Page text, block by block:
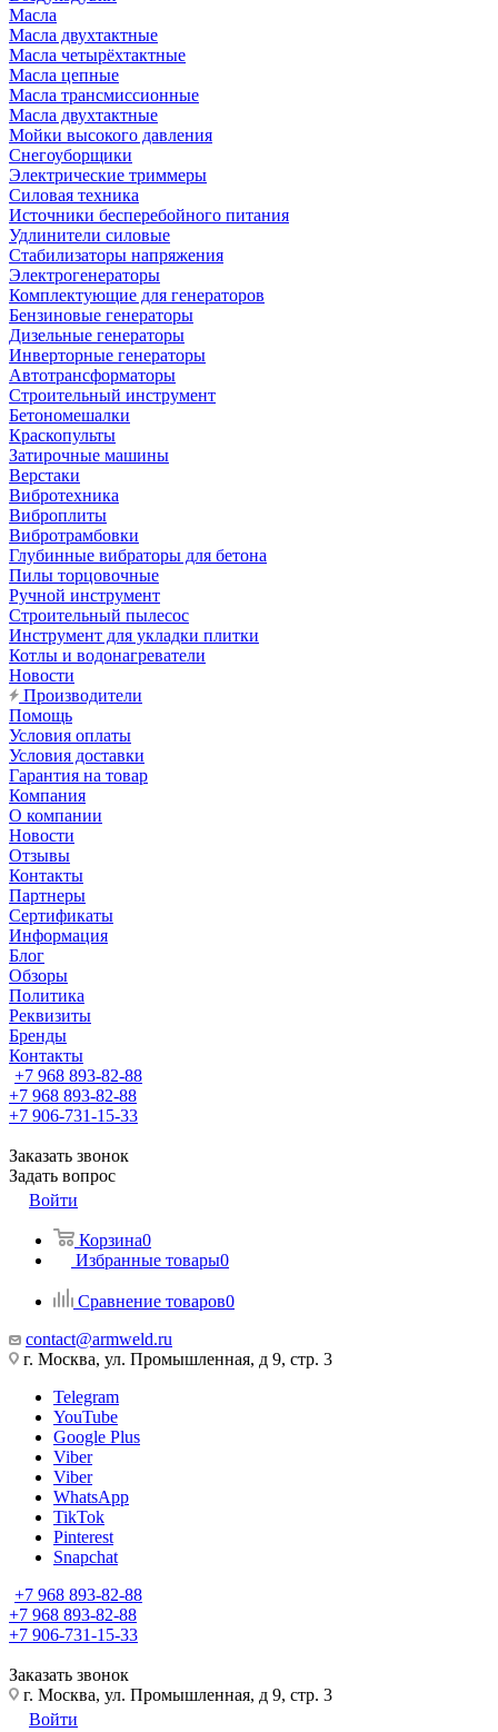
Масла
Масла двухтактные
Масла четырёхтактные
Масла цепные
Масла трансмиссионные
Масла двухтактные
Мойки высокого давления
Снегоуборщики
Электрические триммеры
Силовая техника
Источники бесперебойного питания
Удлинители силовые
Стабилизаторы напряжения
Электрогенераторы
Комплектующие для генераторов
Бензиновые генераторы
Дизельные генераторы
Инверторные генераторы
Автотрансформаторы
Строительный инструмент
Бетономешалки
Краскопульты
Затирочные машины
Верстаки
Вибротехника
Виброплиты
Вибротрамбовки
Глубинные вибраторы для бетона
Пилы торцовочные
Ручной инструмент
Строительный пылесос
Инструмент для укладки плитки
Котлы и водонагреватели
Новости
Производители
Помощь
Условия оплаты
Условия доставки
Гарантия на товар
Компания
О компании
Новости
Отзывы
Контакты
Партнеры
Сертификаты
Информация
Блог
Обзоры
Политика
Реквизиты
Бренды
Контакты
+7 968 893-82-88
+7 968 893-82-88
+7 906-731-15-33
Заказать звонок
Задать вопрос
Войти
Корзина0
Избранные товары0
Сравнение товаров0
contact@armweld.ru
г. Москва, ул. Промышленная, д 9, стр. 3
Telegram
YouTube
Google Plus
Viber
Viber
WhatsApp
TikTok
Pinterest
Snapchat
+7 968 893-82-88
+7 968 893-82-88
+7 906-731-15-33
Заказать звонок
г. Москва, ул. Промышленная, д 9, стр. 3
Войти